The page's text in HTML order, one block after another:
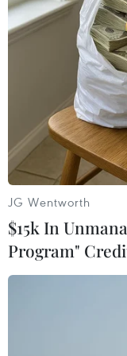
mưa rào và
mưa dông có
và gió giật
Nhiệt độ cao
Thủ đô Hà Nội
đêm có mưa
độ thấp nhất 26-
độ C.
Các tỉnh từ
mây, ngày
JG Wentworth
$15k In
Program"